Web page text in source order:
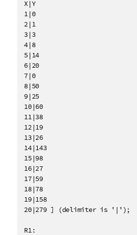
X|Y
1|0
2|1
3|3
4|8
5|14
6|20
7|0
8|50
9|25
10|60
11|38
12|19
13|26
14|143
15|98
16|27
17|59
18|78
19|158
20|279 ] (delimiter is '|');
R1: